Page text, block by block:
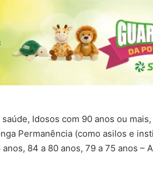
Idosos com 90 anos ou
Permanência (como asilos e
84 a 80 anos, 79 a 75 anos –